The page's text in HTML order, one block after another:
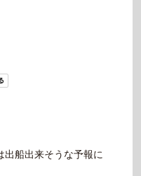
出船出来そうな予報に